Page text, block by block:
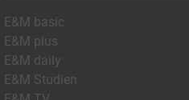
E&M basic
E&M plus
E&M daily
E&M Studien